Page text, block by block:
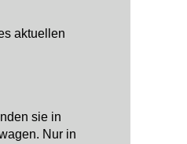
aktuellen
sie in
Nur in